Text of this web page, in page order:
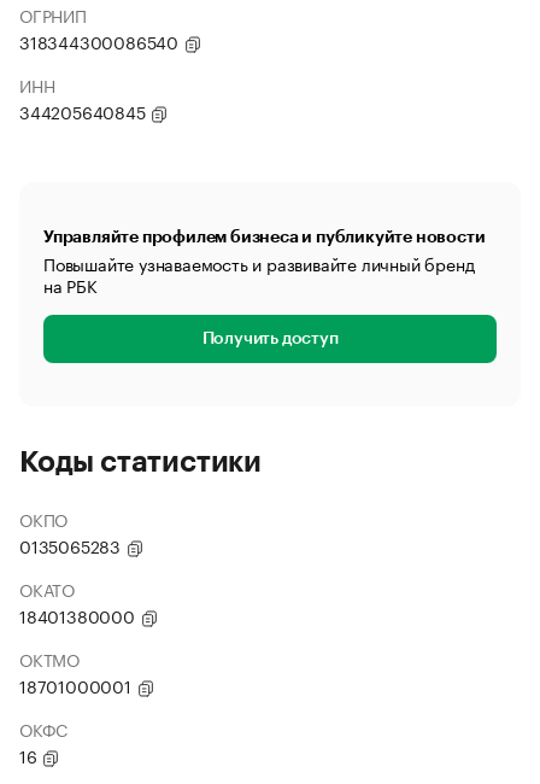
ОГРНИП
318344300086540
ИНН
344205640845
Управляйте профилем бизнеса и публикуйте новости
Повышайте узнаваемость и развивайте личный бренд
на РБК
Получить доступ
Коды статистики
ОКПО
0135065283
ОКАТО
18401380000
ОКТМО
18701000001
ОКФС
16